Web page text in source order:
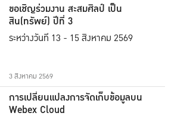
ขอเชิญร่วมงาน สะสมศิลป์ เป็น
สิน(ทรัพย์) ปีที่ 3
ระหว่างวันที่ 13 - 15 สิงหาคม 2569
3 สิงหาคม 2569
การเปลี่ยนแปลงการจัดเก็บข้อมูลบน
Webex Cloud